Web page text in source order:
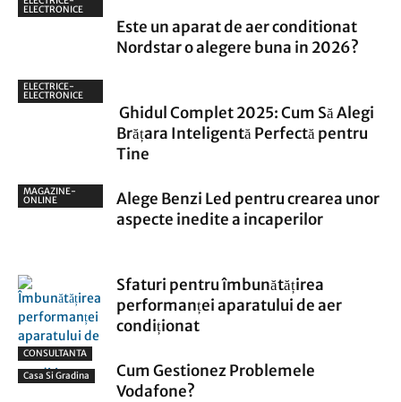
ELECTRONICE
Este un aparat de aer conditionat
Nordstar o alegere buna in 2026?
ELECTRICE-
ELECTRONICE
Ghidul Complet 2025: Cum Să Alegi
Brățara Inteligentă Perfectă pentru
Tine
MAGAZINE-
ONLINE
Alege Benzi Led pentru crearea unor
aspecte inedite a incaperilor
Casa Si Gradina
Sfaturi pentru îmbunătățirea
performanței aparatului de aer
condiționat
CONSULTANTA
Cum Gestionez Problemele
Vodafone?